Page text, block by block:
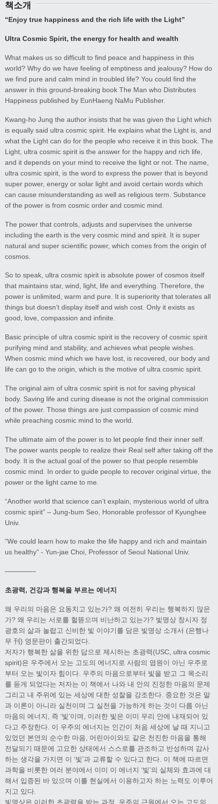
책소개
“Enjoy true happiness and the rich life with the Light”
Ultra Cosmic Spirit, the energy for health and wealth
What makes us so difficult to find peace and happiness in this
world? Why do we have feeling of emptiness and jealousy? How do
we find pure and calm mind in troubled life? You could find the
answer in this ground-breaking book The Man who Distributes
Happiness published by EunHaeng NaMu Publisher.
Kwang-ho Jung the author insists that he was given the Light which
is equally said ultra cosmic spirit. He explains what the Light is, and
what the Light can do for the people who receive it in this book. The
Light, ultra cosmic spirit is the answer for the happy and rich life,
and it depends on your mind to receive the light or not. The name,
ultra cosmic spirit, is the word to express the power that is beyond
super power, energy or solar light and avoid certain words which
can cause misunderstanding as well as religious term. Substance
of the power is from cosmic order and cosmic mind.
The power that controls, adjusts and supervises the universe
including the earth is the very cosmic mind and spirit. It is super
natural and super scientific power, which comes from the origin of
cosmos.
So to speak, ultra cosmic spirit is absolute power of cosmos itself
that maintains star, wind, light, life and everything. Therefore, the
power is unlimited, warm and pure. It is superiority that tolerates all
things but doesn’t display itself and wish cost. Only it exists as
good, love, compassion and infinite.
Basic principle of ultra cosmic spirit is the recovery of cosmic spirit
purifying mind and stability, and achieves what people wishes.
When cosmic mind which we have lost, is recovered, our body and
life can go to the origin, which is the motive of ultra cosmic spirit.
The original aim of ultra cosmic spirit is not for saving physical
body. Saving life and curing disease is not the original commission
of the power. Those things are just compassion of cosmic mind
while preaching cosmic mind to the world.
The ultimate aim of the power is to let people find their inner self.
The power wants people to realize their Real self after taking off the
body. It is the actual goal of the power so that people resemble
cosmic mind. In order to guide people to recover original virtue, the
power or the light came to me.
“Another world that science can’t explain, mysterious world of ultra
cosmic spirit” – Jung-bum Seo, Honorable professor of Kyunghee
Univ.
“We could learn how to make the life happy and rich and maintain
us healthy” - Yun-jae Choi, Professor of Seoul National Univ.
————–
초광력, 건강과 행복을 부르는 에너지
왜 우리의 마음은 요동치고 있는가? 왜 여전히 우리는 행복하지 않은
가? 왜 우리는 서로를 헐뜯으며 비난하고 있는가? 빛명상 창시자 정
광호의 삶과 놀랍고 신비한 빛 이야기를 담은 빛명상 소개서 (은행나
무 刊) 영문판이 출간되었다.
저자가 행복한 삶을 위한 답으로 제시하는 초광력(USC, ultra cosmic
spirit)은 우주에서 오는 고도의 에너지로 사람의 염원이 아닌 우주로
부터 오는 빛이자 힘이다. 우주의 마음으로부터 빛을 받고 그 목소리
를 듣게 되었다는 저자는 이 책에서 나와 내 안의 진정한 마음의 문제
그리고 내 주위에 있는 세상에 대한 성찰을 강조한다. 중요한 것은 말
과 이론이 아니라 실천이며 그 실천을 가능하게 하는 것이 다름 아닌
마음의 에너지, 즉 ‘빛’이며, 이러한 빛은 이미 우리 안에 내재되어 있
다고 주장한다. 이 우주의 에너지는 인간이 처음 세상에 날 때 지니고
있었던 본연의 순수한 마음, 어린아이와도 같은 천진한 마음을 통해
전달되기 때문에 고요한 상태에서 스스로를 관조하고 반성하며 감사
하는 생각을 가지면 이 ‘빛’과 교류할 수 있다고 한다. 이 책에 따르면
과학을 비롯한 여러 분야에서 이미 이 에너지 ‘빛’의 실체와 효과에 대
해서 입증된 바 있으며 이를 현실에서 이용하고자 하는 노력도 이루어
지고 있다.
빛명상은 이러한 초광력을 받는 과정, 우주의 근원에서 오는 고도의